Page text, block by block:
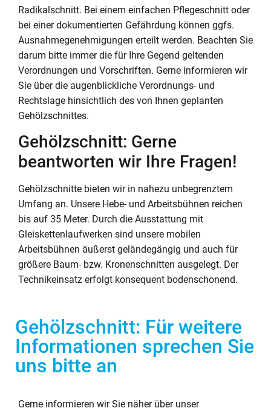
Radikalschnitt. Bei einem einfachen Pflegeschnitt oder
bei einer dokumentierten Gefährdung können ggfs.
Ausnahmegenehmigungen erteilt werden. Beachten Sie
darum bitte immer die für Ihre Gegend geltenden
Verordnungen und Vorschriften. Gerne informieren wir
Sie über die augenblickliche Verordnungs- und
Rechtslage hinsichtlich des von Ihnen geplanten
Gehölzschnittes.
Gehölzschnitt: Gerne
beantworten wir Ihre Fragen!
Gehölzschnitte bieten wir in nahezu unbegrenztem
Umfang an. Unsere Hebe- und Arbeitsbühnen reichen
bis auf 35 Meter. Durch die Ausstattung mit
Gleiskettenlaufwerken sind unsere mobilen
Arbeitsbühnen äußerst geländegängig und auch für
größere Baum- bzw. Kronenschnitten ausgelegt. Der
Technikeinsatz erfolgt konsequent bodenschonend.
Gehölzschnitt: Für weitere
Informationen sprechen Sie
uns bitte an
Gerne informieren wir Sie näher über unser